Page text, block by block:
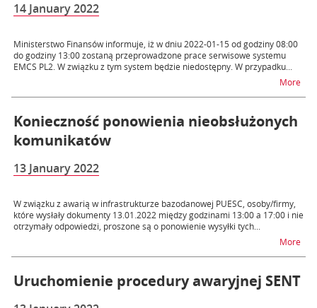
14 January 2022
Ministerstwo Finansów informuje, iż w dniu 2022-01-15 od godziny 08:00
do godziny 13:00 zostaną przeprowadzone prace serwisowe systemu
EMCS PL2. W związku z tym system będzie niedostępny. W przypadku...
Morena
Konieczność ponowienia nieobsłużonych
komunikatów
13 January 2022
W związku z awarią w infrastrukturze bazodanowej PUESC, osoby/firmy,
które wysłały dokumenty 13.01.2022 między godzinami 13:00 a 17:00 i nie
otrzymały odpowiedzi, proszone są o ponowienie wysyłki tych...
Morena
Uruchomienie procedury awaryjnej SENT